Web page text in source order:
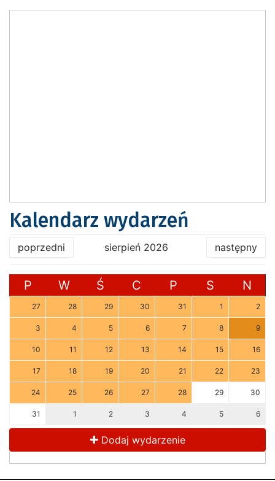
Kalendarz wydarzeń
poprzedni sierpień 2026 następny
P W Ś C P S N
27 28 29 30 31 1 2
3 4 5 6 7 8 9
10 11 12 13 14 15 16
17 18 19 20 21 22 23
24 25 26 27 28 29 30
31 1 2 3 4 5 6
Dodaj wydarzenie